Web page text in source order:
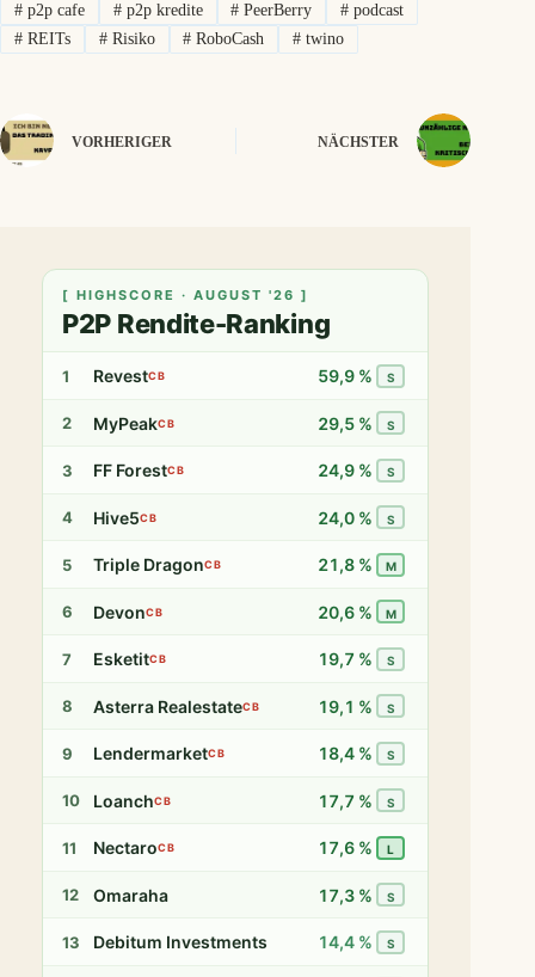
#p2p cafe #p2p kredite # PeerBerry # podcast
#REITs #Risiko # RoboCash # twino
VORHERIGER NÄCHSTER
[ HIGHSCORE · AUGUST '26 ]
P2P Rendite-Ranking
1 RevestCB 59,9 % S
2 MyPeakCB 29,5 % S
3 FF ForestCB 24,9 % S
4 Hive5CB 24,0 % S
5 Triple DragonCB 21,8 % M
6 DevonCB 20,6 % M
7 EsketitCB 19,7 % S
8 Asterra RealestateCB 19,1 % S
9 LendermarketCB 18,4 % S
10 LoanchCB 17,7 % S
11 NectaroCB 17,6 % L
12 Omaraha 17,3 % S
13 Debitum Investments 14,4 % S